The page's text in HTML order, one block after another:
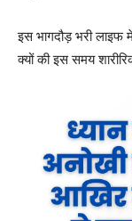
इस भागदौड़ भरी
क्यों की इस समय